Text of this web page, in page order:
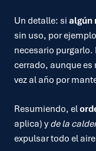
Un detalle: si algún
sin uso, por
necesario
cerrado, aunque
vez al año por
Resumiendo, el
aplica) y de la
expulsar todo el